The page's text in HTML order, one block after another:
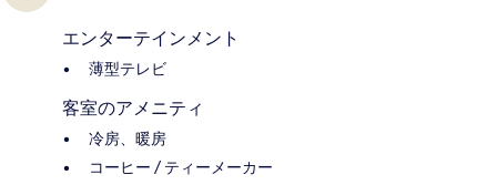
エンターテインメント
薄型テレビ
客室のアメニティ
冷房、暖房
コーヒー / ティーメーカー